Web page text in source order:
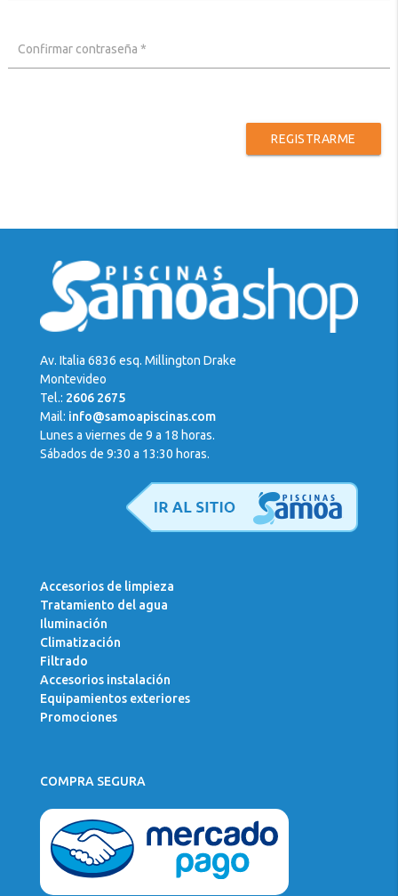
Confirmar contraseña *
REGISTRARME
Av. Italia 6836 esq. Millington Drake
Montevideo
Tel.: 2606 2675
Mail: info@samoapiscinas.com
Lunes a viernes de 9 a 18 horas.
Sábados de 9:30 a 13:30 horas.
Accesorios de limpieza
Tratamiento del agua
Iluminación
Climatización
Filtrado
Accesorios instalación
Equipamientos exteriores
Promociones
COMPRA SEGURA